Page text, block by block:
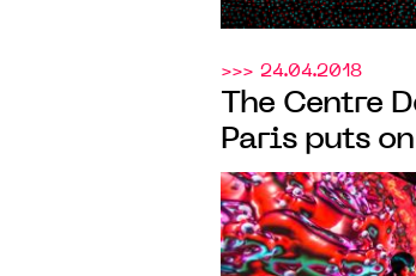
>>> 24.04.2018
The Centre
Paris puts
univers of